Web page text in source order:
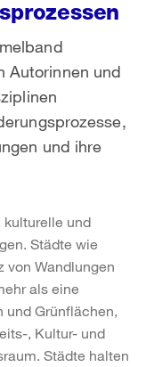
Autorinnen und
und ihre
kulturelle und
Städte wie
von Wandlungen
als eine
Grünflächen,
, Kultur- und
Städte halten